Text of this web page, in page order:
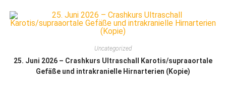
Uncategorized
25. Juni 2026 – Crashkurs Ultraschall Karotis/supraaortale
Gefäße und intrakranielle Hirnarterien (Kopie)